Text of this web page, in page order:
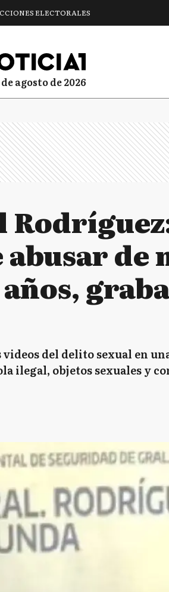
ELECTORALES
de agosto de 2026
de
del delito sexual en
ilegal, objetos sexuales y